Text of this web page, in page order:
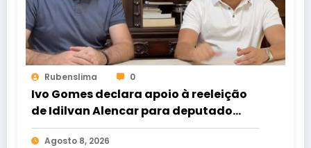
Rubenslima 0
Ivo Gomes declara apoio à reeleição
de Idilvan Alencar para deputado
federal
Agosto 8, 2026